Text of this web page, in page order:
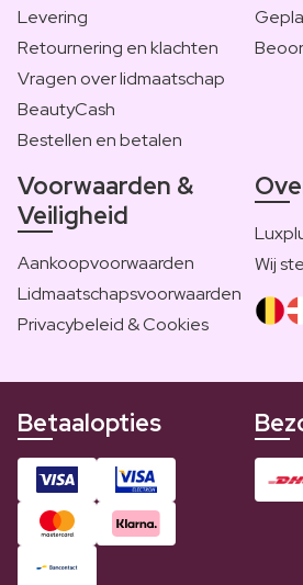
Levering
Retournering en klachten
Vragen over lidmaatschap
BeautyCash
Bestellen en betalen
Voorwaarden &
Veiligheid
Aankoopvoorwaarden
Lidmaatschapsvoorwaarden
Privacybeleid & Cookies
Wij
Betaalopties